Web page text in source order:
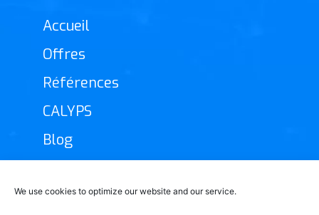
We use cookies to optimize our website and our service.
Accueil
Offres
Références
CALYPS
Blog